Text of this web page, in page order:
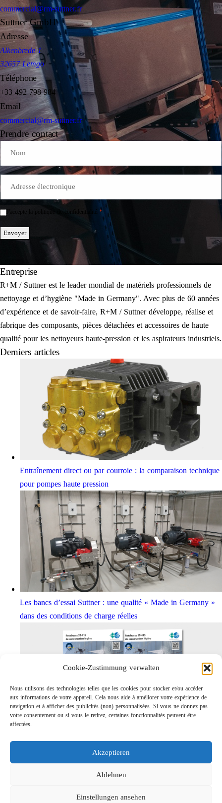
Cookie-Zustimmung verwalten
Nous utilisons des technologies telles que les cookies pour stocker et/ou accéder
aux informations de votre appareil. Cela nous aide à améliorer votre expérience de
navigation et à afficher des publicités (non) personnalisées. Si vous ne donnez pas
votre consentement ou si vous le retirez, certaines fonctionnalités peuvent être
affectées.
Akzeptieren
Ablehnen
Einstellungen ansehen
commercial@rm-suttner.fr
Suttner GmbH
Adresse
Alkenbrede 1
32657 Lemgo
Téléphone
+33 492 798 984
Email
commercial@rm-suttner.fr
Prendre contact
Mail
Einwilligung
J'accepte la politique de confidentialité.*
Envoyer
Entreprise
R+M / Suttner est le leader mondial de matériels professionnels de
nettoyage et d’hygiène "Made in Germany". Avec plus de 60 années
d’expérience et de savoir-faire, R+M / Suttner développe, réalise et
fabrique des composants, pièces détachées et accessoires de haute
qualité pour les nettoyeurs haute-pression et les aspirateurs industriels.
Derniers articles
Entraînement direct ou par courroie : la comparaison technique
pour pompes haute pression
Les bancs d’essai Suttner : une qualité « Made in Germany »
dans des conditions de charge réelles